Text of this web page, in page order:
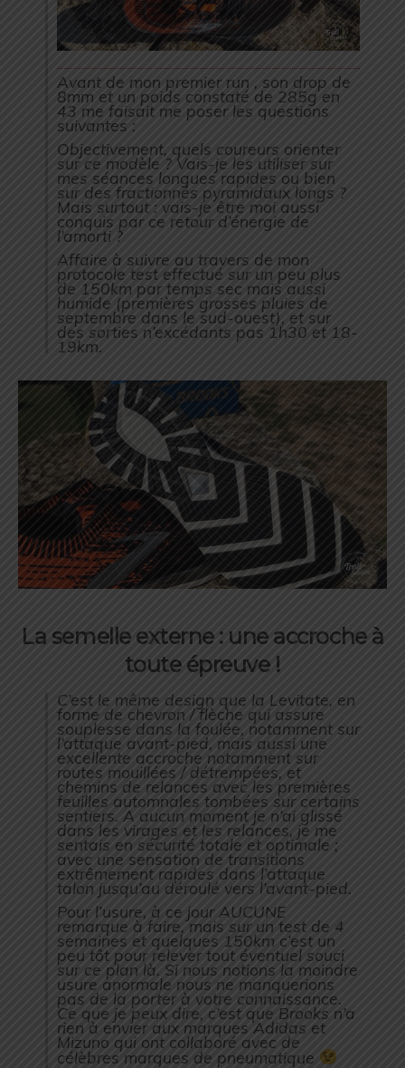
Avant de mon premier run , son drop de
8mm et un poids constaté de 285g en
43 me faisait me poser les questions
suivantes :
Objectivement, quels coureurs orienter
sur ce modèle ? Vais-je les utiliser sur
mes séances longues rapides ou bien
sur des fractionnés pyramidaux longs ?
Mais surtout : vais-je être moi aussi
conquis par ce retour d’énergie de
l’amorti ?
Affaire à suivre au travers de mon
protocole test effectué sur un peu plus
de 150km par temps sec mais aussi
humide (premières grosses pluies de
septembre dans le sud-ouest), et sur
des sorties n’excédants pas 1h30 et 18-
19km.
La semelle externe : une accroche à
toute épreuve !
C’est le même design que la Levitate, en
forme de chevron / flèche qui assure
souplesse dans la foulée, notamment sur
l’attaque avant-pied, mais aussi une
excellente accroche notamment sur
routes mouillées / détrempées, et
chemins de relances avec les premières
feuilles automnales tombées sur certains
sentiers. A aucun moment je n’ai glissé
dans les virages et les relances, je me
sentais en sécurité totale et optimale ;
avec une sensation de transitions
extrêmement rapides dans l’attaque
talon jusqu’au déroulé vers l’avant-pied.
Pour l’usure, à ce jour AUCUNE
remarque à faire, mais sur un test de 4
semaines et quelques 150km c’est un
peu tôt pour relever tout éventuel souci
sur ce plan là. Si nous notions la moindre
usure anormale nous ne manquerions
pas de la porter à votre connaissance.
Ce que je peux dire, c’est que Brooks n’a
rien à envier aux marques Adidas et
Mizuno qui ont collaboré avec de
célèbres marques de pneumatique